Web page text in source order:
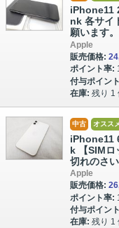
iPhone11
nk 各サイ
願います。
Apple
販売価格:
ポイント率:
付与ポイン
在庫: 残り 1
中古 オスス
iPhone11
k 【SIMロ
切れのさ
Apple
販売価格:
ポイント率:
付与ポイン
在庫: 残り 1